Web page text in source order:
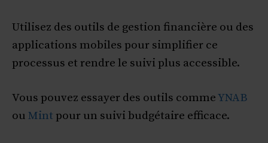
Utilisez des outils de gestion financière ou des
applications mobiles pour simplifier ce
processus et rendre le suivi plus accessible.
Vous pouvez essayer des outils commeYNAB
ou Mint pour un suivi budgétaire efficace.